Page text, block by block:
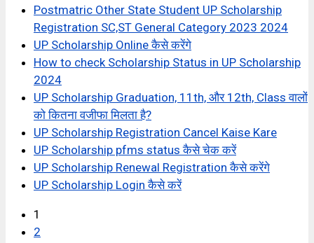
Postmatric Other State Student UP Scholarship
Registration SC,ST General Category 2023 2024
UP Scholarship Online कैसे करेंगे
How to check Scholarship Status in UP Scholarship
2024
UP Scholarship Graduation, 11th, और 12th, Class वालों
को कितना वजीफा मिलता है?
UP Scholarship Registration Cancel Kaise Kare
UP Scholarship pfms status कैसे चेक करें
UP Scholarship Renewal Registration कैसे करेंगे
UP Scholarship Login कैसे करें
1
2